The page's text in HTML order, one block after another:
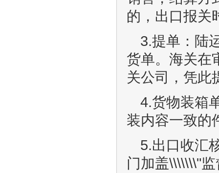
的，出口报关
3.提单：陆
货单。海关在
关公司，凭此
4.货物装箱
装内容一致的
5.出口收汇
门加盖\\\\\\\"